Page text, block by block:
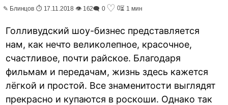
✎ Блинцов ⏱ 17.11.2018 👁 162🗨 0 ♡ 0⏳ 1 мин
Голливудский шоу-бизнес представляется
нам, как нечто великолепное, красочное,
счастливое, почти райское. Благодаря
фильмам и передачам, жизнь здесь кажется
лёгкой и простой. Все знаменитости выглядят
прекрасно и купаются в роскоши. Однако так